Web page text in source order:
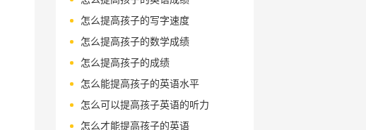
怎么提高孩子的写字速度
怎么提高孩子的数学成绩
怎么提高孩子的成绩
怎么能提高孩子的英语水平
怎么可以提高孩子英语的听力
怎么才能提高孩子的英语